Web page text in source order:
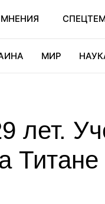
МНЕНИЯ
МИР
лет.
Титане